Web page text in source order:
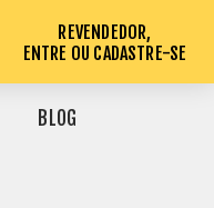
REVENDEDOR,
ENTRE OU CADASTRE-SE
BLOG